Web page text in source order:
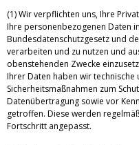
(1) Wir verpflichten uns, Ihre
Ihre personenbezogenen Daten
Bundesdatenschutzgesetz und
verarbeiten und zu nutzen und
obenstehenden Zwecke
Ihrer Daten haben wir
Sicherheitsmaßnahmen zum
Datenübertragung sowie vor
getroffen. Diese werden
Fortschritt angepasst.